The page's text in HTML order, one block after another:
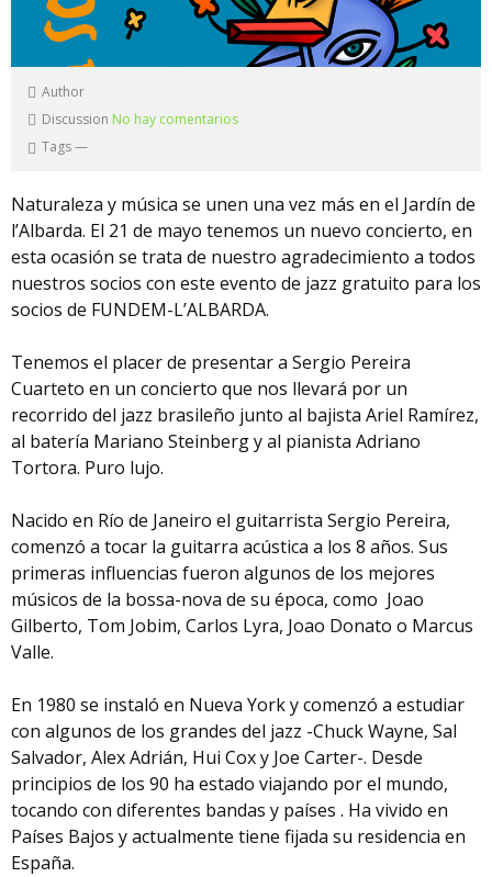
Author
Discussion No hay comentarios
Tags—
Naturaleza y música se unen una vez más en el Jardín de
l’Albarda. El 21 de mayo tenemos un nuevo concierto, en
esta ocasión se trata de nuestro agradecimiento a todos
nuestros socios con este evento de jazz gratuito para los
socios de FUNDEM-L’ALBARDA.
Tenemos el placer de presentar a Sergio Pereira
Cuarteto en un concierto que nos llevará por un
recorrido del jazz brasileño junto al bajista Ariel Ramírez,
al batería Mariano Steinberg y al pianista Adriano
Tortora. Puro lujo.
Nacido en Río de Janeiro el guitarrista Sergio Pereira,
comenzó a tocar la guitarra acústica a los 8 años. Sus
primeras influencias fueron algunos de los mejores
músicos de la bossa-nova de su época, como Joao
Gilberto, Tom Jobim, Carlos Lyra, Joao Donato o Marcus
Valle.
En 1980 se instaló en Nueva York y comenzó a estudiar
con algunos de los grandes del jazz -Chuck Wayne, Sal
Salvador, Alex Adrián, Hui Cox y Joe Carter-. Desde
principios de los 90 ha estado viajando por el mundo,
tocando con diferentes bandas y países . Ha vivido en
Países Bajos y actualmente tiene fijada su residencia en
España.